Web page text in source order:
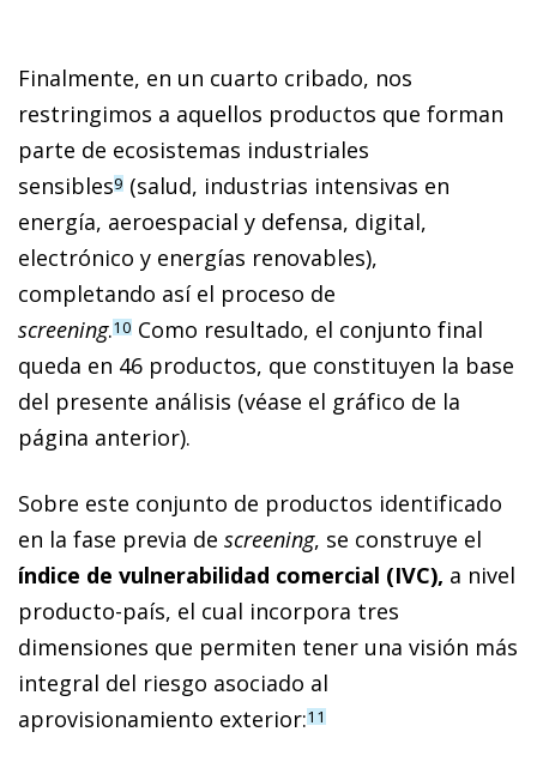
Finalmente, en un cuarto cribado, nos
restringimos a aquellos productos que forman
parte de ecosistemas industriales
sensibles9 (salud, industrias intensivas en
energía, aeroespacial y defensa, digital,
electrónico y energías renovables),
completando así el proceso de
screening.10 Como resultado, el conjunto final
queda en 46 productos, que constituyen la base
del presente análisis (véase el gráfico de la
página anterior).
Sobre este conjunto de productos identificado
en la fase previa de screening, se construye el
índice de vulnerabilidad comercial (IVC), a nivel
producto-país, el cual incorpora tres
dimensiones que permiten tener una visión más
integral del riesgo asociado al
aprovisionamiento exterior:11